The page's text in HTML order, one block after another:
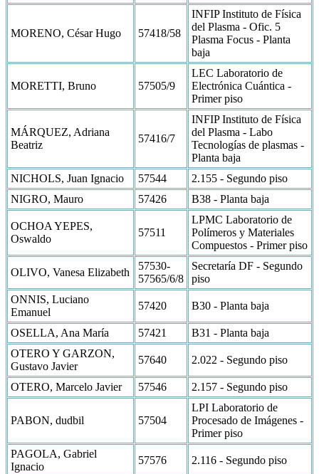
MORENO, César Hugo 57418/58
INFIP Instituto de Física
del Plasma - Ofic. 5
Plasma Focus - Planta
baja
MORETTI, Bruno 57505/9
LEC Laboratorio de
Electrónica Cuántica -
Primer piso
MÁRQUEZ, Adriana
Beatriz
57416/7
INFIP Instituto de Física
del Plasma - Labo
Tecnologías de plasmas -
Planta baja
NICHOLS, Juan Ignacio
57544
2.155 - Segundo piso
NIGRO, Mauro
57426 B38 - Planta baja
OCHOA YEPES,
Oswaldo
57511
LPMC Laboratorio de
Polímeros y Materiales
Compuestos - Primer piso
OLIVO, Vanesa Elizabeth
57530-
57565/6/8
Secretaría DF - Segundo
piso
ONNIS, Luciano
Emanuel
57420 B30 - Planta baja
OSELLA, Ana María 57421
B31 - Planta baja
OTERO Y GARZON,
Gustavo Javier
57640 2.022 - Segundo piso
OTERO, Marcelo Javier 57546 2.157 - Segundo piso
PABON, dudbil 57504
LPI Laboratorio de
Procesado de Imágenes -
Primer piso
PAGOLA, Gabriel
Ignacio
57576 2.116 - Segundo piso